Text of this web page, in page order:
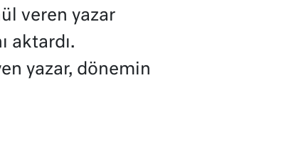
veren yazar
aktardı.
yazar, dönemin